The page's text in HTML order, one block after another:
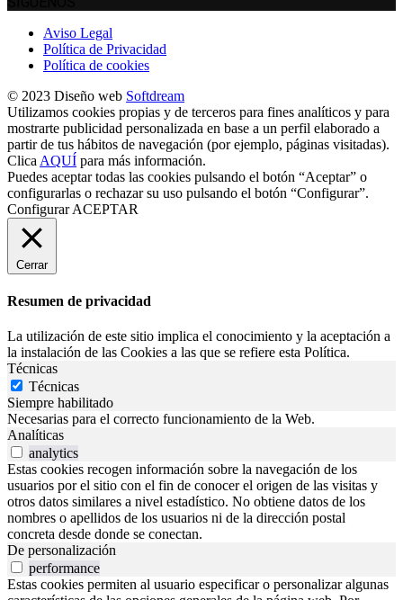
Aviso Legal
Política de Privacidad
Política de cookies
© 2023 Diseño web Softdream
Utilizamos cookies propias y de terceros para fines analíticos y para
mostrarte publicidad personalizada en base a un perfil elaborado a
partir de tus hábitos de navegación (por ejemplo, páginas visitadas).
Clica AQUÍ para más información.
Puedes aceptar todas las cookies pulsando el botón “Aceptar” o
configurarlas o rechazar su uso pulsando el botón “Configurar”.
Configurar ACEPTAR
Cerrar
Resumen de privacidad
La utilización de este sitio implica el conocimiento y la aceptación a
la instalación de las Cookies a las que se refiere esta Política.
Técnicas
Técnicas
Siempre habilitado
Necesarias para el correcto funcionamiento de la Web.
Analíticas
analytics
Estas cookies recogen información sobre la navegación de los
usuarios por el sitio con el fin de conocer el origen de las visitas y
otros datos similares a nivel estadístico. No obtiene datos de los
nombres o apellidos de los usuarios ni de la dirección postal
concreta desde donde se conectan.
De personalización
performance
Estas cookies permiten al usuario especificar o personalizar algunas